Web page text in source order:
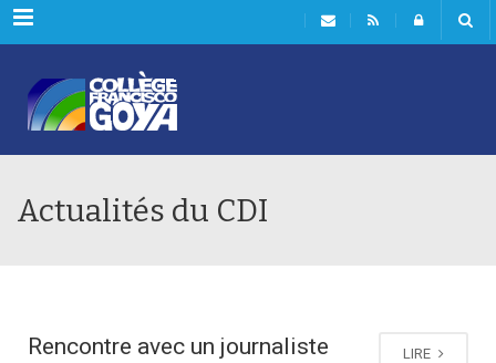
Menu
Actualités du CDI
LIRE
Rencontre avec un journaliste